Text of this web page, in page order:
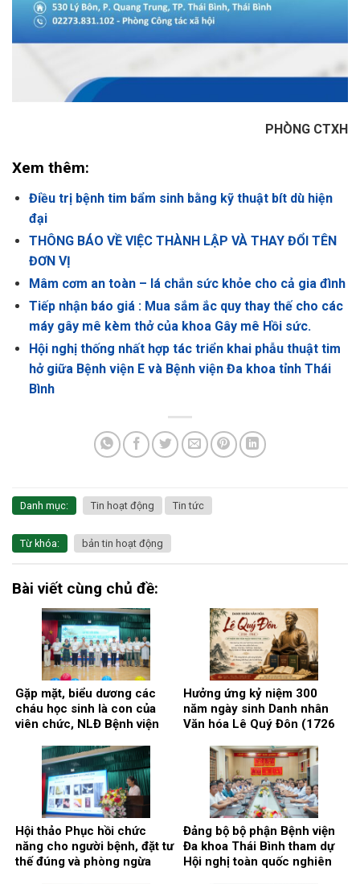
PHÒNG CTXH
Xem thêm:
Điều trị bệnh tim bẩm sinh bằng kỹ thuật bít dù hiện
đại
THÔNG BÁO VỀ VIỆC THÀNH LẬP VÀ THAY ĐỔI TÊN
ĐƠN VỊ
Mâm cơm an toàn – lá chắn sức khỏe cho cả gia đình
Tiếp nhận báo giá : Mua sắm ắc quy thay thế cho các
máy gây mê kèm thở của khoa Gây mê Hồi sức.
Hội nghị thống nhất hợp tác triển khai phẫu thuật tim
hở giữa Bệnh viện E và Bệnh viện Đa khoa tỉnh Thái
Bình
Danh mục: Tin hoạt động Tin tức
Từ khóa: bản tin hoạt động
Bài viết cùng chủ đề:
Gặp mặt, biểu dương các
cháu học sinh là con của
viên chức, NLĐ Bệnh viện
tập năm học 2025 – 2026.
Hưởng ứng kỷ niệm 300
năm ngày sinh Danh nhân
Văn hóa Lê Quý Đôn (1726
Hội thảo Phục hồi chức
năng cho người bệnh, đặt tư
thế đúng và phòng ngừa
Đảng bộ bộ phận Bệnh viện
Đa khoa Thái Bình tham dự
Hội nghị toàn quốc nghiên